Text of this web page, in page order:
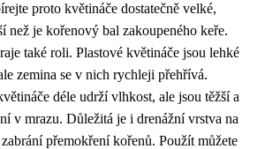
proto květináče dostatečně velké,
než je kořenový bal zakoupeného keře.
také roli. Plastové květináče jsou lehké
zemina se v nich rychleji přehřívá.
déle udrží vlhkost, ale jsou těžší a
v mrazu. Důležitá je i drenážní vrstva na
přemokření kořenů. Použít můžete